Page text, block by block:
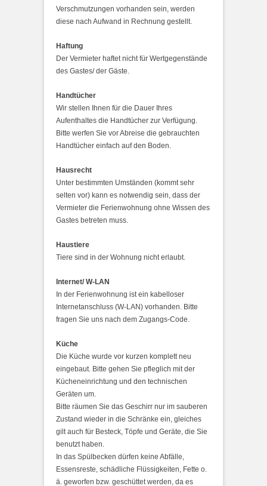
Verschmutzungen vorhanden sein, werden
diese nach Aufwand in Rechnung gestellt.
Haftung
Der Vermieter haftet nicht für Wertgegenstände
des Gastes/ der Gäste.
Handtücher
Wir stellen Ihnen für die Dauer Ihres
Aufenthaltes die Handtücher zur Verfügung.
Bitte werfen Sie vor Abreise die gebrauchten
Handtücher einfach auf den Boden.
Hausrecht
Unter bestimmten Umständen (kommt sehr
selten vor) kann es notwendig sein, dass der
Vermieter die Ferienwohnung ohne Wissen des
Gastes betreten muss.
Haustiere
Tiere sind in der Wohnung nicht erlaubt.
Internet/ W-LAN
In der Ferienwohnung ist ein kabelloser
Internetanschluss (W-LAN) vorhanden. Bitte
fragen Sie uns nach dem Zugangs-Code.
Küche
Die Küche wurde vor kurzen komplett neu
eingebaut. Bitte gehen Sie pfleglich mit der
Kücheneinrichtung und den technischen
Geräten um.
Bitte räumen Sie das Geschirr nur im sauberen
Zustand wieder in die Schränke ein, gleiches
gilt auch für Besteck, Töpfe und Geräte, die Sie
benutzt haben.
In das Spülbecken dürfen keine Abfälle,
Essensreste, schädliche Flüssigkeiten, Fette o.
ä. geworfen bzw. geschüttet werden, da es